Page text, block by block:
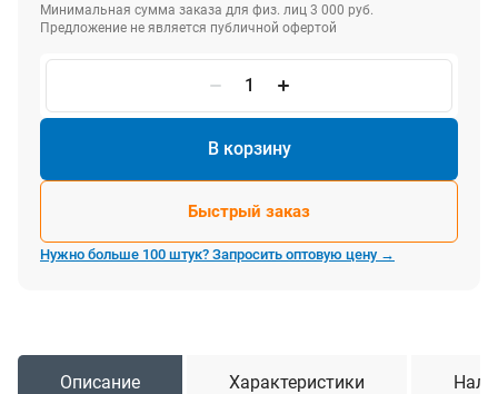
Минимальная сумма заказа для физ. лиц 3 000 руб.
Предложение не является публичной офертой
В корзину
Быстрый заказ
Нужно больше 100 штук? Запросить оптовую цену →
Описание Характеристики